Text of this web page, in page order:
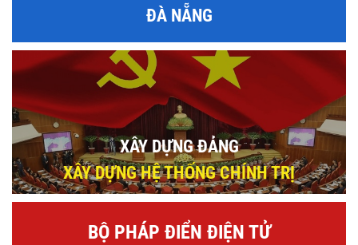
ĐÀ NẴNG
XÂY DỰNG ĐẢNG
XÂY DỰNG HỆ THỐNG CHÍNH TRỊ
BỘ PHÁP ĐIỂN ĐIỆN TỬ